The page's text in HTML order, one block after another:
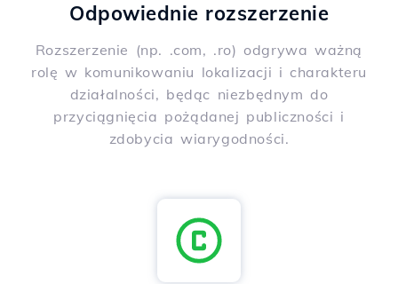
Odpowiednie rozszerzenie
Rozszerzenie (np. .com, .ro) odgrywa ważną
rolę w komunikowaniu lokalizacji i charakteru
działalności, będąc niezbędnym do
przyciągnięcia pożądanej publiczności i
zdobycia wiarygodności.